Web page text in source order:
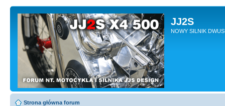
JJ2S
NOWY SILNIK
Strona główna forum